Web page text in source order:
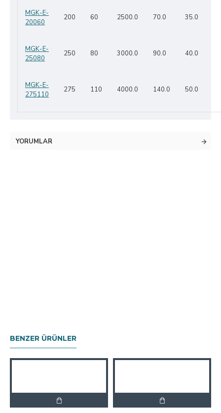
MGK-E-
20060
200 60 2500.0 70.0 35.0
MGK-E-
25080
250 80 3000.0 90.0 40.0
MGK-E-
275110
275 110 4000.0 140.0 50.0
YORUMLAR
BENZER ÜRÜNLER